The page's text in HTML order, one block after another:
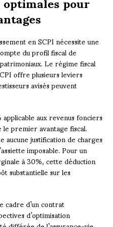
en SCPI nécessite une
du profil fiscal de
Le régime fiscal
offre plusieurs leviers
avisés peuvent
aux revenus fonciers
premier avantage fiscal.
justification de charges
imposable. Pour un
à 30%, cette déduction
substantielle sur les
cadre d’un contrat
d’optimisation